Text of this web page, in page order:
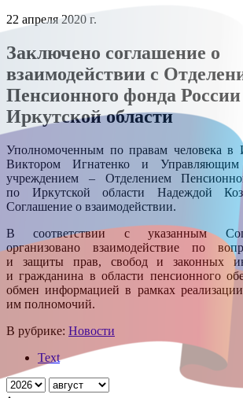
22 апреля 2020 г.
Заключено соглашение о
взаимодействии с
Пенсионного фонда
Иркутской области
Уполномоченным по правам человека в
Виктором Игнатенко и Управляющим
учреждением – Отделением
по Иркутской области Надеждой
Соглашение о взаимодействии.
В соответствии с указанным
организовано взаимодействие по
и защиты прав, свобод и законных
и гражданина в области пенсионного
обмен информацией в рамках
им полномочий.
В рубрике: Новости
Text